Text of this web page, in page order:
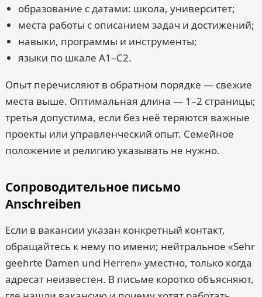
образование с датами: школа, университет;
места работы с описанием задач и достижений;
навыки, программы и инструменты;
языки по шкале A1–C2.
Опыт перечисляют в обратном порядке — свежие
места выше. Оптимальная длина — 1–2 страницы;
третья допустима, если без неё теряются важные
проекты или управленческий опыт. Семейное
положение и религию указывать не нужно.
Сопроводительное письмо
Anschreiben
Если в вакансии указан конкретный контакт,
обращайтесь к нему по имени; нейтральное «Sehr
geehrte Damen und Herren» уместно, только когда
адресат неизвестен. В письме коротко объясняют,